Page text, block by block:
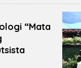
“Mata